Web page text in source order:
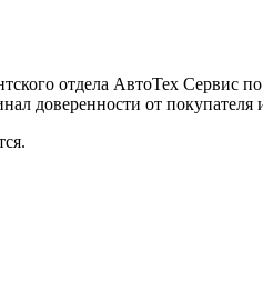
отдела АвтоТех Сервис
доверенности от